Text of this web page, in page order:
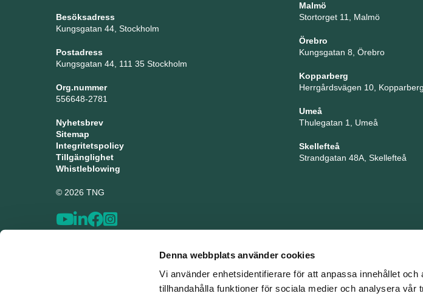
Denna webbplats använder cookies
Vi använder enhetsidentifierare för att anpassa innehållet och
tillhandahålla funktioner för sociala medier och analysera vår
Besöksadress
Kungsgatan 44, Stockholm
Postadress
Kungsgatan 44, 111 35 Stockholm
Org.nummer
556648-2781
Nyhetsbrev
Sitemap
Integritetspolicy
Tillgänglighet
Whistleblowing
© 2026 TNG
Malmö
Stortorget 11, Malmö
Örebro
Kungsgatan 8, Örebro
Kopparberg
Herrgårdsvägen 10, Kopparberg
Umeå
Thulegatan 1, Umeå
Skellefteå
Strandgatan 48A, Skellefteå